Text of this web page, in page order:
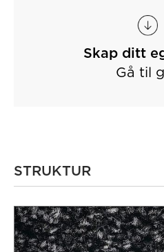
Skap ditt
Gå til
STRUKTUR